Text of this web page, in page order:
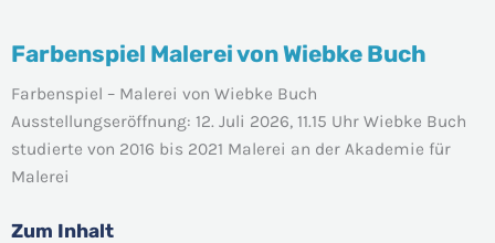
Farbenspiel Malerei von Wiebke Buch
Farbenspiel – Malerei von Wiebke Buch
Ausstellungseröffnung: 12. Juli 2026, 11.15 Uhr Wiebke Buch
studierte von 2016 bis 2021 Malerei an der Akademie für
Malerei
Farbenspiel
von
Wiebke
Buch
Zum Inhalt